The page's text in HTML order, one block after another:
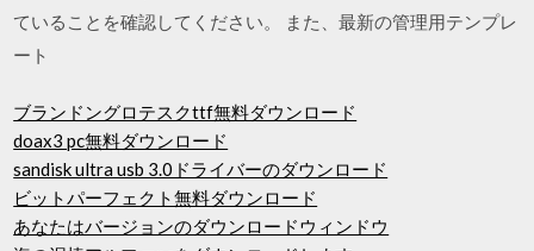
ていることを確認してください。 また、最新の管理用テンプレ
ート
ブランドングロテスクttf無料ダウンロード
doax3 pc無料ダウンロード
sandisk ultra usb 3.0ドライバーのダウンロード
ビットパーフェクト無料ダウンロード
あなたはバージョンのダウンロードウィンドウ